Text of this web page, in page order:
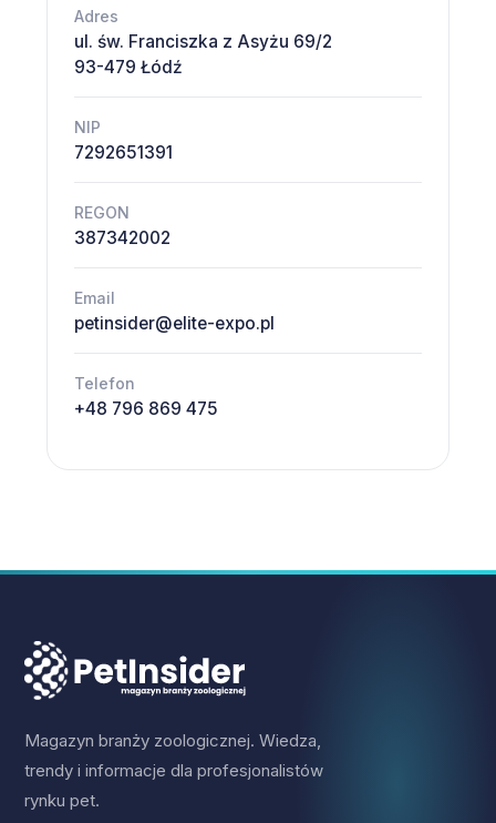
Adres
ul. św. Franciszka z Asyżu 69/2
93-479 Łódź
NIP
7292651391
REGON
387342002
Email
petinsider@elite-expo.pl
Telefon
+48 796 869 475
Magazyn branży zoologicznej. Wiedza,
trendy i informacje dla profesjonalistów
rynku pet.